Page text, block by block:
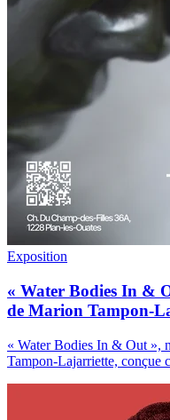
Exposition
« Water Bodies In &
de Marion Tampon-
« Water Bodies In & Out »,
Tampon-Lajarriette, conçue